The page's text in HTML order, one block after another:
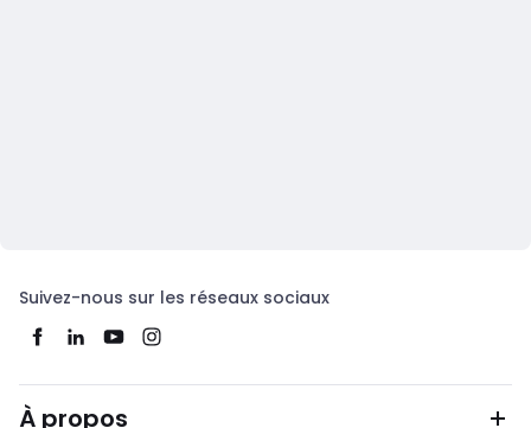
Suivez-nous sur les réseaux sociaux
À propos